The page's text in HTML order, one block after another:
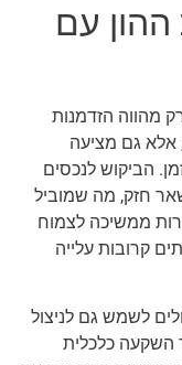
עם
מהווה הזדמנות
אלא גם מציעה
הביקוש לנכסים
חזק, מה שמוביל
ממשיכה לצמוח
קרובות עלייה
לשמש גם לניצול
השקעה כלכלית